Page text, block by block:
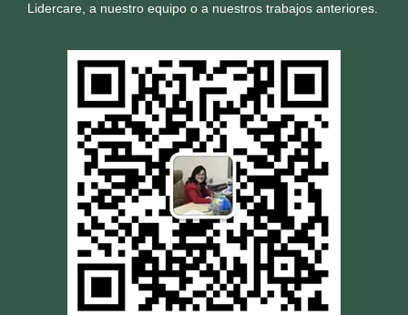
Lidercare, a nuestro equipo o a nuestros trabajos anteriores.